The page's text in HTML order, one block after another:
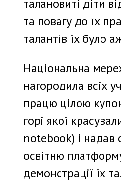
талановиті діти
та повагу до їх
талантів їх було
Національна
нагородила всіх
працю цілою
горі якої
notebook) і надав
освітню
демонстрації їх